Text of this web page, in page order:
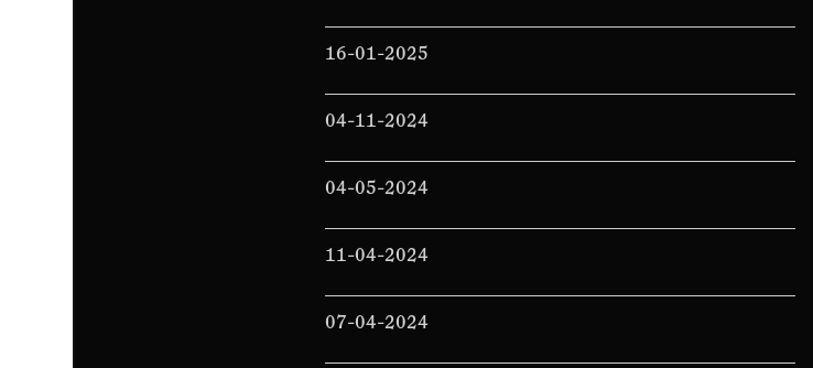
16-01-2025
04-11-2024
04-05-2024
11-04-2024
07-04-2024